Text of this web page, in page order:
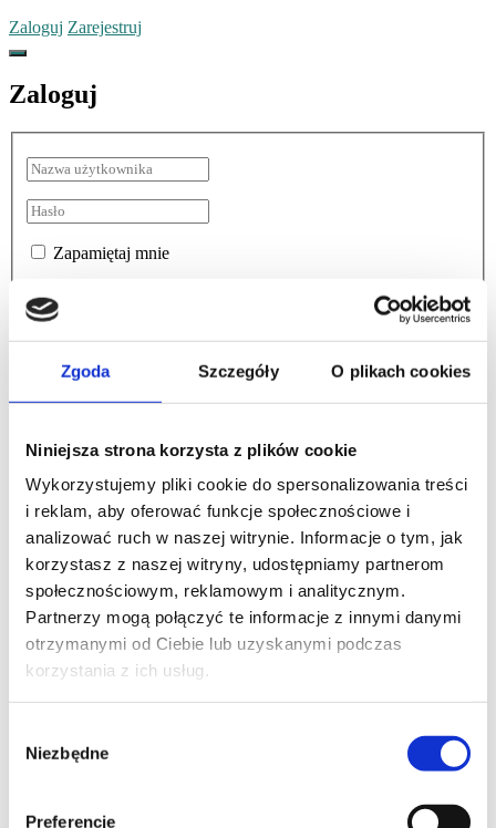
Zgoda Szczegóły O plikach cookies
Niniejsza strona korzysta z plików cookie
Wykorzystujemy pliki cookie do spersonalizowania treści
i reklam, aby oferować funkcje społecznościowe i
analizować ruch w naszej witrynie. Informacje o tym, jak
korzystasz z naszej witryny, udostępniamy partnerom
społecznościowym, reklamowym i analitycznym.
Partnerzy mogą połączyć te informacje z innymi danymi
otrzymanymi od Ciebie lub uzyskanymi podczas
korzystania z ich usług.
zgody
Niezbędne
Preferencje
Zaloguj Zarejestruj
Zaloguj
Zapamiętaj mnie
Zapomniałeś hasła ?
Rejestracja